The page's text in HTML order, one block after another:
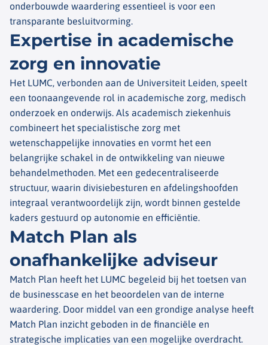
onderbouwde waardering essentieel is voor een
transparante besluitvorming.
Expertise in academische
zorg en innovatie
Het LUMC, verbonden aan de Universiteit Leiden, speelt
een toonaangevende rol in academische zorg, medisch
onderzoek en onderwijs. Als academisch ziekenhuis
combineert het specialistische zorg met
wetenschappelijke innovaties en vormt het een
belangrijke schakel in de ontwikkeling van nieuwe
behandelmethoden. Met een gedecentraliseerde
structuur, waarin divisiebesturen en afdelingshoofden
integraal verantwoordelijk zijn, wordt binnen gestelde
kaders gestuurd op autonomie en efficiëntie.
Match Plan als
onafhankelijke adviseur
Match Plan heeft het LUMC begeleid bij het toetsen van
de businesscase en het beoordelen van de interne
waardering. Door middel van een grondige analyse heeft
Match Plan inzicht geboden in de financiële en
strategische implicaties van een mogelijke overdracht.